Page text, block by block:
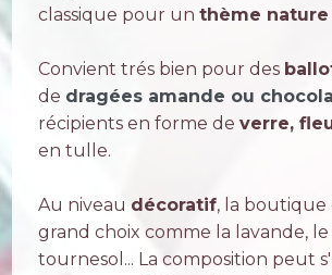
classique pour unthème nature
Convient trés bien pour des
de dragées amande ou
récipients en forme deverre,
en tulle.
Au niveau décoratif, la boutique
grand choix comme la lavande, le
tournesol... La composition peut